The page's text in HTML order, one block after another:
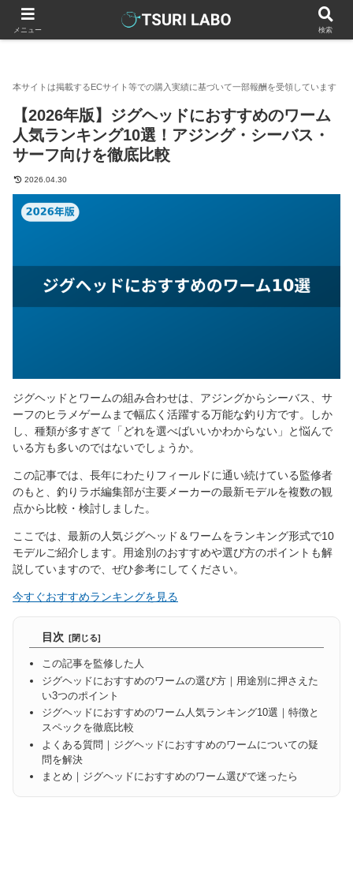
釣りラボマガジン 釣具（釣り道具） ルアー
【2026年版】ジグヘッドにおすすめのワーム
人気ランキング10選！アジング・シーバス・
サーフ向けを徹底比較
2026.04.30
ジグヘッドとワームの組み合わせは、アジングからシーバス、サ
ーフのヒラメゲームまで幅広く活躍する万能な釣り方です。しか
し、種類が多すぎて「どれを選べばいいかわからない」と悩んで
いる方も多いのではないでしょうか。
この記事では、長年にわたりフィールドに通い続けている監修者
のもと、釣りラボ編集部が主要メーカーの最新モデルを複数の観
点から比較・検討しました。
ここでは、最新の人気ジグヘッド＆ワームをランキング形式で10
モデルご紹介します。用途別のおすすめや選び方のポイントも解
説していますので、ぜひ参考にしてください。
今すぐおすすめランキングを見る
目次
この記事を監修した人
ジグヘッドにおすすめのワームの選び方｜用途別に押さえた
い3つのポイント
ジグヘッドにおすすめのワーム人気ランキング10選｜特徴と
スペックを徹底比較
よくある質問｜ジグヘッドにおすすめのワームについての疑
問を解決
まとめ｜ジグヘッドにおすすめのワーム選びで迷ったら
メニュー 検索